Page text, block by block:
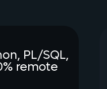
PL/SQL,
remote